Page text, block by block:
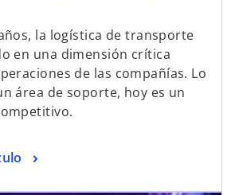
la logística de transporte
en una dimensión crítica
de las compañías. Lo
área de soporte, hoy es un